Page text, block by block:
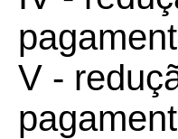
V -